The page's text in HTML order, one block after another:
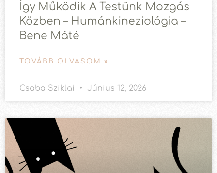
Így Működik A Testünk Mozgás
Közben – Humánkineziológia –
Bene Máté
TOVÁBB OLVASOM »
Csaba Sziklai Június 12, 2026